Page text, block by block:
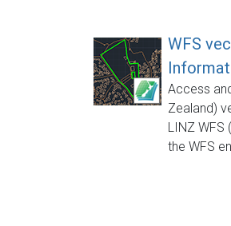
WFS
Access
Zealand)
LINZ WFS
the WFS